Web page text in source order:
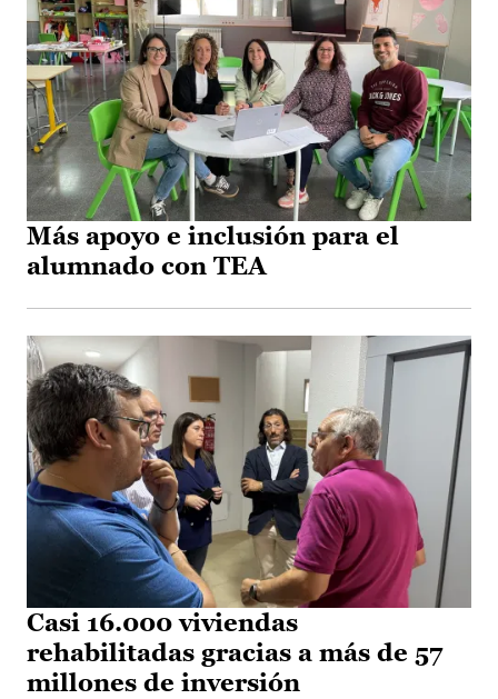
Más apoyo e inclusión para el
alumnado con TEA
Casi 16.000 viviendas
rehabilitadas gracias a más de 57
millones de inversión